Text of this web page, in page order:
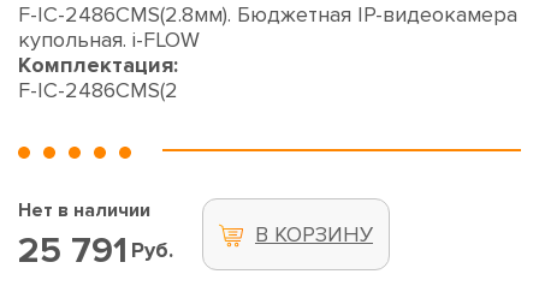
F-IC-2486CMS(2.8мм). Бюджетная IP-видеокамера
купольная. i-FLOW
Комплектация:
F-IC-2486CMS(2
Нет в наличии
25 791 Руб.
В КОРЗИНУ